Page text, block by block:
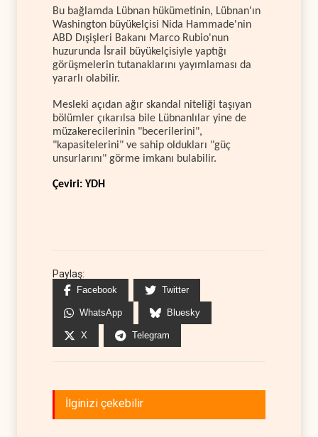
Bu bağlamda Lübnan hükümetinin, Lübnan'ın
Washington büyükelçisi Nida Hammade'nin
ABD Dışişleri Bakanı Marco Rubio'nun
huzurunda İsrail büyükelçisiyle yaptığı
görüşmelerin tutanaklarını yayımlaması da
yararlı olabilir.
Mesleki açıdan ağır skandal niteliği taşıyan
bölümler çıkarılsa bile Lübnanlılar yine de
müzakerecilerinin "becerilerini",
"kapasitelerini" ve sahip oldukları "güç
unsurlarını" görme imkanı bulabilir.
Çeviri: YDH
Paylaş:
Facebook Twitter
WhatsApp Bluesky
X Telegram
İlginizi çekebilir